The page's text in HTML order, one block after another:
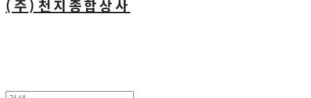
(주)천지종합상사